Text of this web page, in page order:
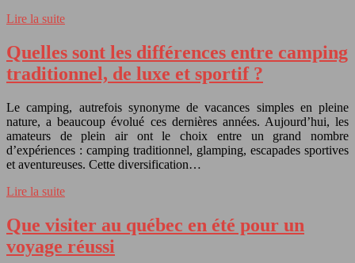
Lire la suite
Quelles sont les différences entre camping
traditionnel, de luxe et sportif ?
Le camping, autrefois synonyme de vacances simples en pleine
nature, a beaucoup évolué ces dernières années. Aujourd’hui, les
amateurs de plein air ont le choix entre un grand nombre
d’expériences : camping traditionnel, glamping, escapades sportives
et aventureuses. Cette diversification…
Lire la suite
Que visiter au québec en été pour un
voyage réussi